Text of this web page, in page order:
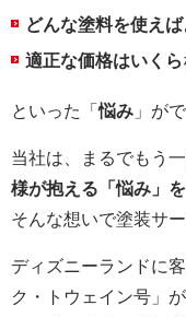
どんな塗料を使え
適正な価格はいくら
といった「悩み 」が
当社は、まるでもう
様が抱える「悩み」
そんな想いで塗装サ
ディズニーランドに
ク・トウェイン号」が